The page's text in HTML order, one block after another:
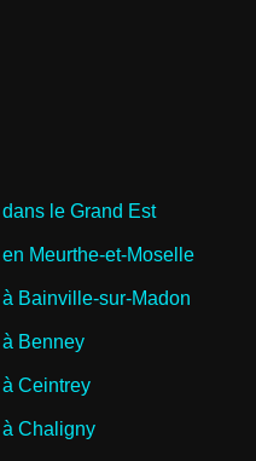
le Grand Est
Meurthe-et-Moselle
Bainville-sur-Madon
Benney
Ceintrey
Chaligny